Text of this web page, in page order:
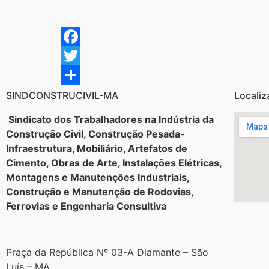
Facebook
Twitter
Share
SINDCONSTRUCIVIL-MA
Sindicato dos Trabalhadores na Indústria da
Construção Civil, Construção Pesada-
Infraestrutura, Mobiliário, Artefatos de
Cimento, Obras de Arte, Instalações Elétricas,
Montagens e Manutenções Industriais,
Construção e Manutenção de Rodovias,
Ferrovias e Engenharia Consultiva
Praça da República Nº 03-A Diamante – São
Luís – MA